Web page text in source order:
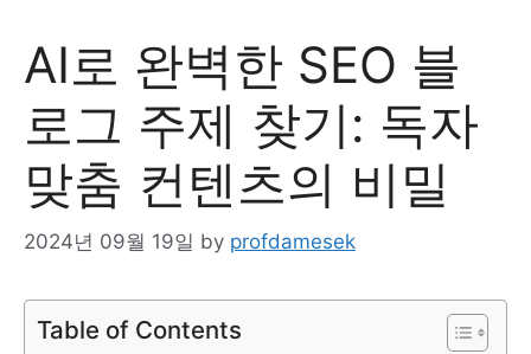
AI로 완벽한 SEO 블
로그 주제 찾기: 독자
맞춤 컨텐츠의 비밀
2024년 09월 19일 by profdamesek
Table of Contents